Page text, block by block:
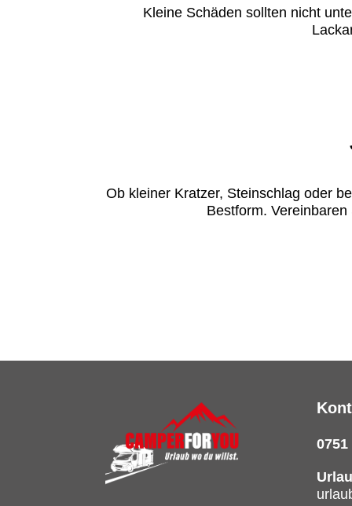
Kleine Schäden sollten nicht
Ob kleiner Kratzer, Steinschlag oder
Bestform.
0751